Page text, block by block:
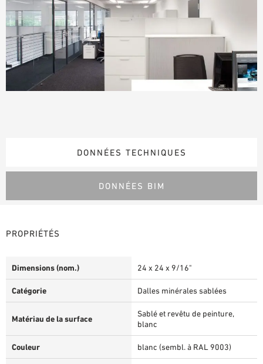
DONNÉES TECHNIQUES
DONNÉES BIM
PROPRIÉTÉS
Dimensions (nom.) 24 x 24 x 9/16"
Catégorie Dalles minérales sablées
Matériau de la surface
Sablé et revêtu de peinture,
blanc
Couleur blanc (sembl. à RAL 9003)